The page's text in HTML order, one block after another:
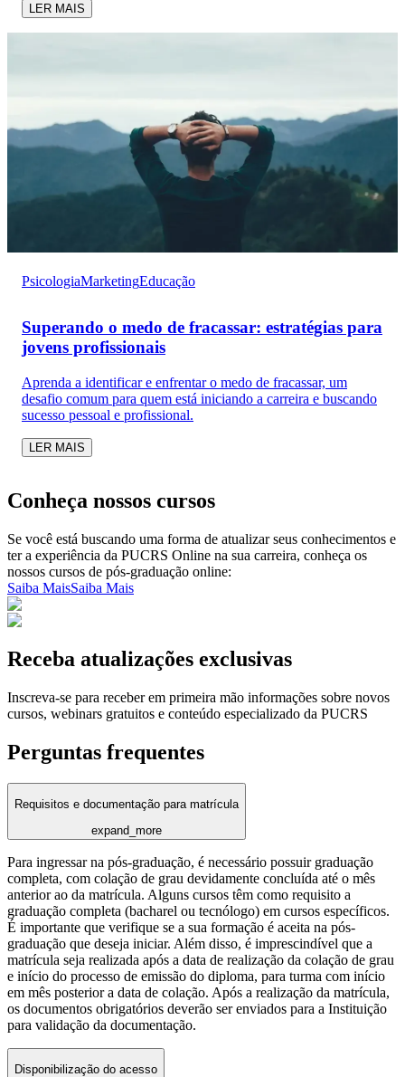
LER MAIS
PsicologiaMarketingEducação
Superando o medo de fracassar: estratégias para
jovens profissionais
Aprenda a identificar e enfrentar o medo de fracassar, um
desafio comum para quem está iniciando a carreira e buscando
sucesso pessoal e profissional.
LER MAIS
Conheça nossos cursos
Se você está buscando uma forma de atualizar seus conhecimentos e
ter a experiência da PUCRS Online na sua carreira, conheça os
nossos cursos de pós-graduação online:
Saiba MaisSaiba Mais
Receba atualizações exclusivas
Inscreva-se para receber em primeira mão informações sobre novos
cursos, webinars gratuitos e conteúdo especializado da PUCRS
Perguntas frequentes
Requisitos e documentação para matrícula
expand_more
Para ingressar na pós-graduação, é necessário possuir graduação
completa, com colação de grau devidamente concluída até o mês
anterior ao da matrícula. Alguns cursos têm como requisito a
graduação completa (bacharel ou tecnólogo) em cursos específicos.
É importante que verifique se a sua formação é aceita na pós-
graduação que deseja iniciar. Além disso, é imprescindível que a
matrícula seja realizada após a data de realização da colação de grau
e início do processo de emissão do diploma, para turma com início
em mês posterior a data de colação. Após a realização da matrícula,
os documentos obrigatórios deverão ser enviados para a Instituição
para validação da documentação.
Disponibilização do acesso